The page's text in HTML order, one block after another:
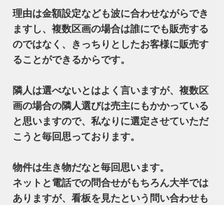
理由は金額設定なども波に合わせながらでき
ますし、複数区画の場合は誰にでも販売する
のではなく、きっちりとしたお客様に販売す
ることができるからです。
隣人は選べないとはよく言いますが、複数区
画の場合の隣人選びは売主にもかかっている
と思いますので、私なりに選定させていただ
こうと毎回思っております。
物件は生き物だなと毎回思います。
ネットと電話での問合せがもちろん大半では
ありますが、看板を見たという問い合わせも